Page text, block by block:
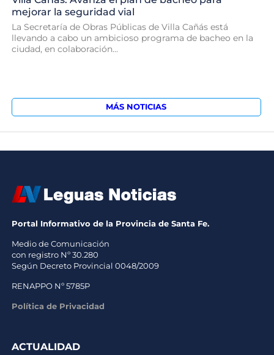
mejorar la seguridad vial
La Secretaría de Obras Públicas de Villa Cañás está
llevando a cabo un ambicioso programa de bacheo en la
ciudad, en colaboración...
MÁS NOTICIAS
Portal Informativo de la Provincia de Santa Fe.
Medio de Comunicación
con registro Nº 30.280
Según Decreto Provincial 0048/2009
RENAPPO Nº 5785P
Política de Privacidad
ACTUALIDAD